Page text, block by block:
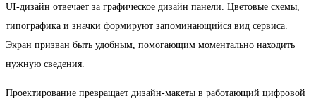
UI-дизайн отвечает за графическое дизайн панели. Цветовые схемы,
типографика и значки формируют запоминающийся вид сервиса.
Экран призван быть удобным, помогающим моментально находить
нужную сведения.
Проектирование превращает дизайн-макеты в работающий цифровой